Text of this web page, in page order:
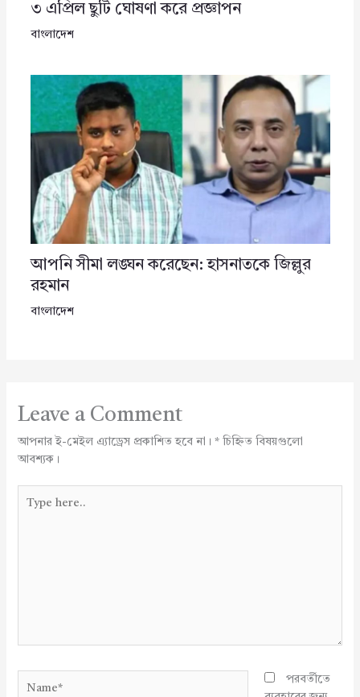
৩ এপ্রিল ছুটি ঘোষণা করে প্রজ্ঞাপন
বাংলাদেশ
আপনি সীমা লঙ্ঘন করেছেন: হাসনাতকে জিল্লুর
রহমান
বাংলাদেশ
Leave a Comment
আপনার ই-মেইল এ্যাড্রেস প্রকাশিত হবে না। *চিহ্নিত বিষয়গুলো
আবশ্যক।
here..
পরবর্তীতে